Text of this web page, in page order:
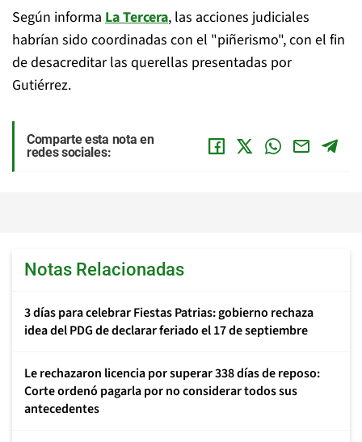
Según informa La Tercera, las acciones judiciales
habrían sido coordinadas con el "piñerismo", con el fin
de desacreditar las querellas presentadas por
Gutiérrez.
Comparte esta nota en
redes sociales:
Notas Relacionadas
3 días para celebrar Fiestas Patrias: gobierno rechaza
idea del PDG de declarar feriado el 17 de septiembre
Le rechazaron licencia por superar 338 días de reposo:
Corte ordenó pagarla por no considerar todos sus
antecedentes